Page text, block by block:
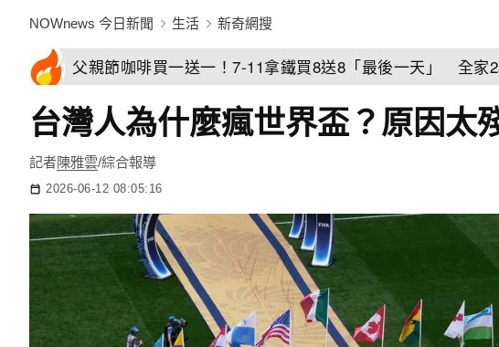
NOWnews 今日新聞 生活 新奇網搜
父親節咖啡買一送一！7-11拿鐵買8送8「最後一天」 全家
台灣人為什麼瘋世界盃？原因
記者陳雅雲/綜合報導
2026-06-12 08:05:16